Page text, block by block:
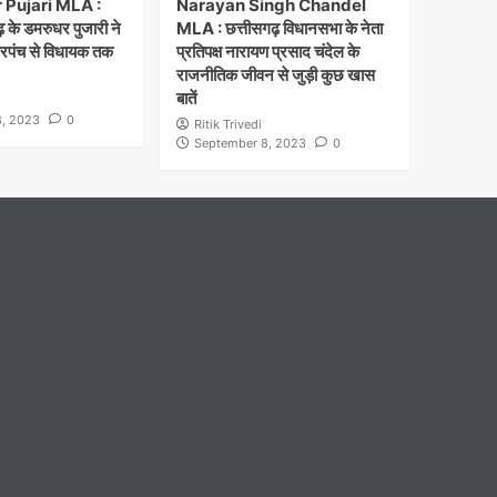
MLA :
के डमरुधर पुजारी ने
से विधायक तक
2023
0
Narayan Singh Chandel
MLA : छत्तीसगढ़ विधानसभा के नेता
प्रतिपक्ष नारायण प्रसाद चंदेल के
राजनीतिक जीवन से जुड़ी कुछ खास
बातें
Ritik Trivedi
September 8, 2023
0